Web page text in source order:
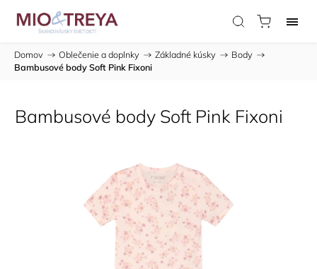
Domov / Oblečenie a doplnky / Základné kúsky / Body /
Bambusové body Soft Pink Fixoni
Bambusové body Soft Pink Fixoni